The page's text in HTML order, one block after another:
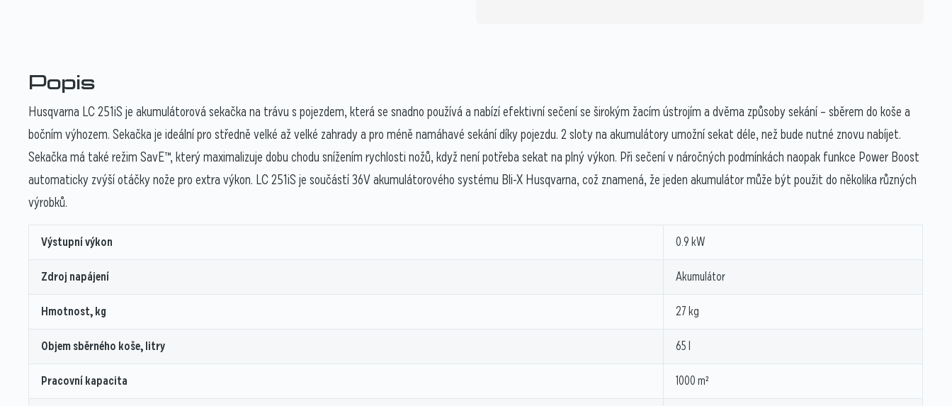
Popis
Husqvarna LC 251iS je akumulátorová sekačka na trávu s pojezdem, která se snadno používá a nabízí efektivní sečení se širokým žacím ústrojím a dvěma způsoby sekání – sběrem do koše a
bočním výhozem. Sekačka je ideální pro středně velké až velké zahrady a pro méně namáhavé sekání díky pojezdu. 2 sloty na akumulátory umožní sekat déle, než bude nutné znovu nabíjet.
Sekačka má také režim SavE™, který maximalizuje dobu chodu snížením rychlosti nožů, když není potřeba sekat na plný výkon. Při sečení v náročných podmínkách naopak funkce Power Boost
automaticky zvýší otáčky nože pro extra výkon. LC 251iS je součástí 36V akumulátorového systému Bli-X Husqvarna, což znamená, že jeden akumulátor může být použit do několika různých
výrobků.
Výstupní výkon 0.9 kW
Zdroj napájení Akumulátor
Hmotnost, kg 27 kg
Objem sběrného koše, litry 65 l
Pracovní kapacita 1000 m²